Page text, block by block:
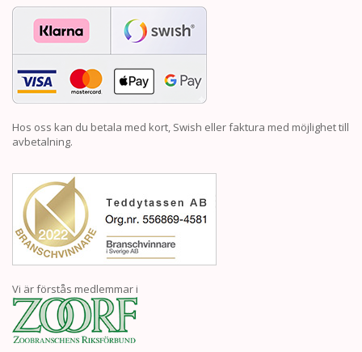
Hos oss kan du betala med kort, Swish eller faktura med möjlighet till
avbetalning.
Vi är förstås medlemmar i